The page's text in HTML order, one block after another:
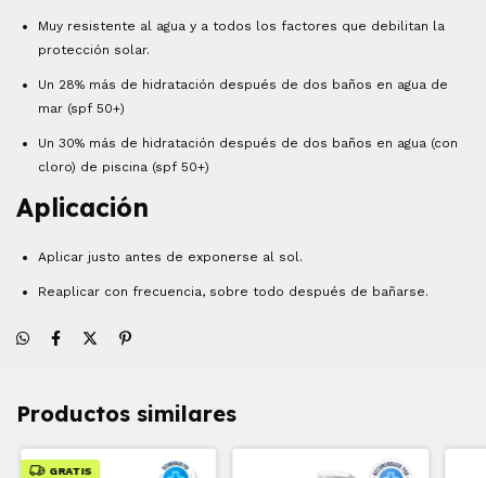
Muy resistente al agua y a todos los factores que debilitan la
protección solar.
Un 28% más de hidratación después de dos baños en agua de
mar (spf 50+)
Un 30% más de hidratación después de dos baños en agua (con
cloro) de piscina (spf 50+)
Aplicación
Aplicar justo antes de exponerse al sol.
Reaplicar con frecuencia, sobre todo después de bañarse.
Productos similares
GRATIS